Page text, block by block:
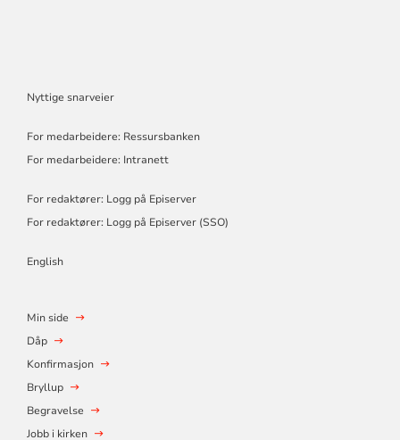
Nyttige snarveier
For medarbeidere: Ressursbanken
For medarbeidere: Intranett
For redaktører: Logg på Episerver
For redaktører: Logg på Episerver (SSO)
English
Min side
Dåp
Konfirmasjon
Bryllup
Begravelse
Jobb i kirken